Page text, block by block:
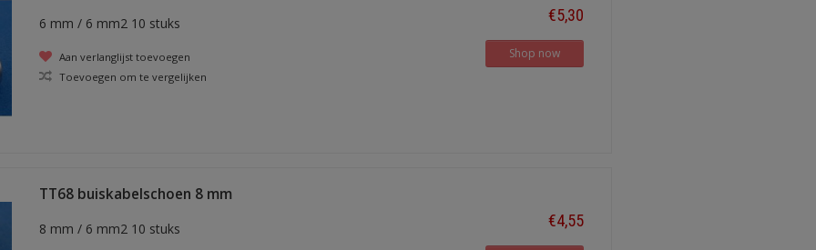
6 mm / 6 mm2 10 stuks
Aan verlanglijst toevoegen
Toevoegen om te vergelijken
€5,30
Shop now
TT68 buiskabelschoen 8 mm
8 mm / 6 mm2 10 stuks €4,55